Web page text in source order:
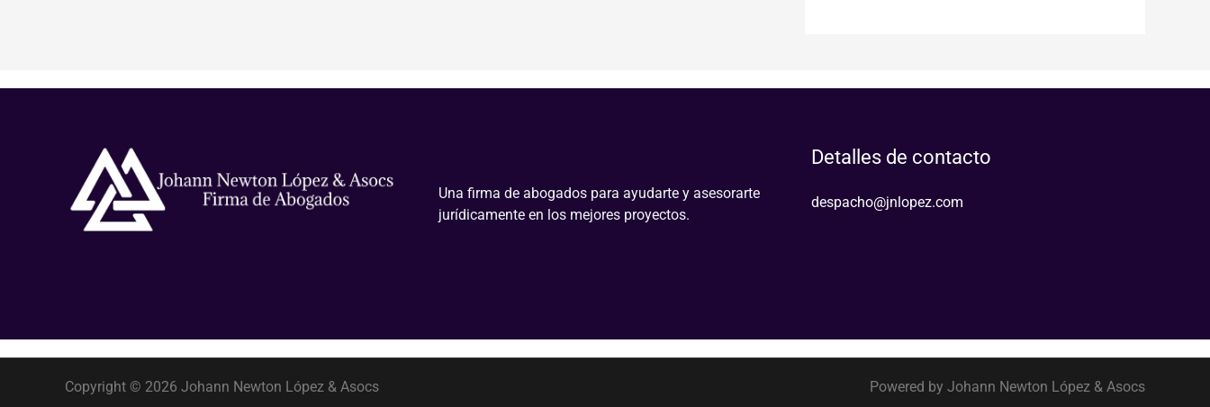
Una firma de abogados para ayudarte y asesorarte
jurídicamente en los mejores proyectos.
Detalles de contacto
despacho@jnlopez.com
Copyright © 2026 Johann Newton López & Asocs Powered by Johann Newton López & Asocs